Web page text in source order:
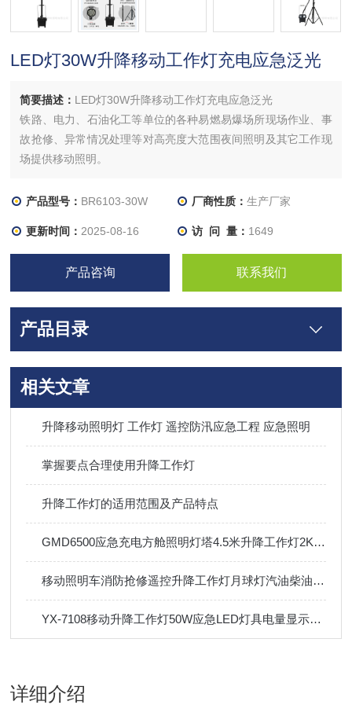
LED灯30W升降移动工作灯充电应急泛光
简要描述： LED灯30W升降移动工作灯充电应急泛光
铁路、电力、石油化工等单位的各种易燃易爆场所现场作业、事
故抢修、异常情况处理等对高亮度大范围夜间照明及其它工作现
场提供移动照明。
产品型号： BR6103-30W 厂商性质： 生产厂家
更新时间： 2025-08-16 访 问 量： 1649
产品咨询 联系我们
产品目录
相关文章
升降移动照明灯 工作灯 遥控防汛应急工程 应急照明
掌握要点合理使用升降工作灯
升降工作灯的适用范围及产品特点
GMD6500应急充电方舱照明灯塔4.5米升降工作灯2KW本田户外防汛
移动照明车消防抢修遥控升降工作灯月球灯汽油柴油发电机应急灯塔
YX-7108移动升降工作灯50W应急LED灯具电量显示轻便移动灯
详细介绍